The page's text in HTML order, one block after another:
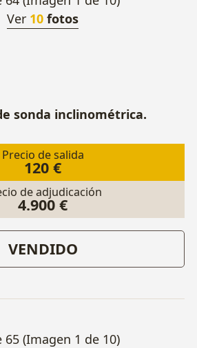
Ver 10 fotos
sonda inclinométrica.
Precio de salida
120 €
de adjudicación
4.900 €
VENDIDO